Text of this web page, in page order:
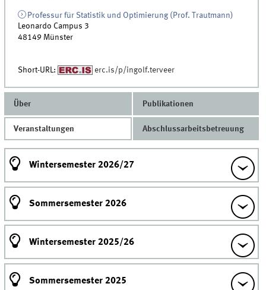
Professur für Statistik und Optimierung (Prof. Trautmann)
Leonardo Campus 3
48149 Münster
Short-URL: erc.is/p/ingolf.terveer
Über Publikationen
Veranstaltungen Abschlussarbeitsbetreuung
Wintersemester 2026/27
Sommersemester 2026
Wintersemester 2025/26
Sommersemester 2025